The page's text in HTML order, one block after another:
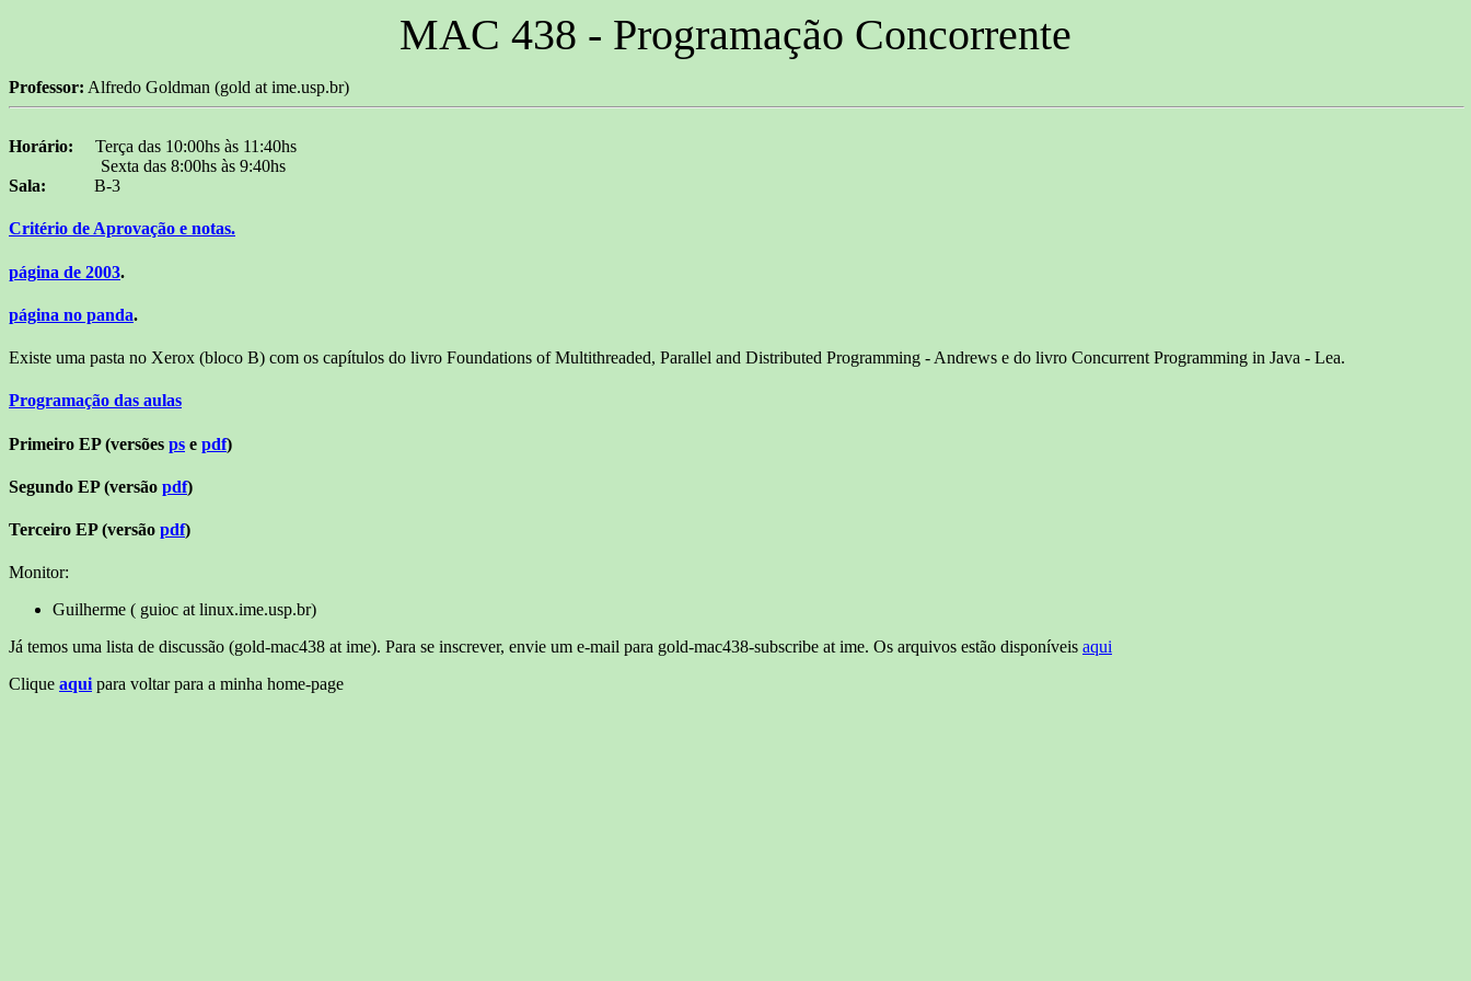
MAC 438 - Programação Concorrente
Professor: Alfredo Goldman (gold at ime.usp.br)
Horário: Terça das 10:00hs às 11:40hs
Sexta das 8:00hs às 9:40hs
Sala: B-3
Critério de Aprovação e notas.
página de 2003.
página no panda.
Existe uma pasta no Xerox (bloco B) com os capítulos do livro Foundations of Multithreaded, Parallel and Distributed Programming - Andrews e do livro Concurrent Programming in Java - Lea.
Programação das aulas
Primeiro EP (versões ps e pdf)
Segundo EP (versão pdf)
Terceiro EP (versão pdf)
Monitor:
Guilherme ( guioc at linux.ime.usp.br)
Já temos uma lista de discussão (gold-mac438 at ime). Para se inscrever, envie um e-mail para gold-mac438-subscribe at ime. Os arquivos estão disponíveis aqui
Clique aqui para voltar para a minha home-page